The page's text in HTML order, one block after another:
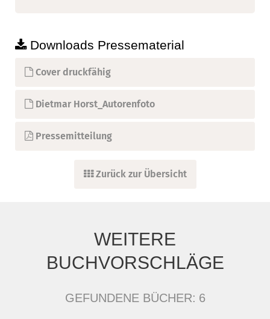
Downloads Pressematerial
Cover druckfähig
Dietmar Horst_Autorenfoto
Pressemitteilung
Zurück zur Übersicht
WEITERE
BUCHVORSCHLÄGE
GEFUNDENE BÜCHER: 6